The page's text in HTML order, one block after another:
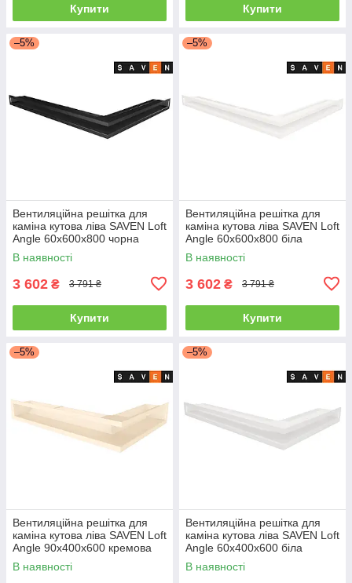
Купити Купити
–5%
Вентиляційна решітка для
каміна кутова ліва SAVEN Loft
Angle 60х600х800 чорна
В наявності
3 602 ₴ 3 791 ₴
Купити
–5%
Вентиляційна решітка для
каміна кутова ліва SAVEN Loft
Angle 60х600х800 біла
В наявності
3 602 ₴ 3 791 ₴
Купити
–5%
Вентиляційна решітка для
каміна кутова ліва SAVEN Loft
Angle 90х400х600 кремова
В наявності
–5%
Вентиляційна решітка для
каміна кутова ліва SAVEN Loft
Angle 60х400х600 біла
В наявності